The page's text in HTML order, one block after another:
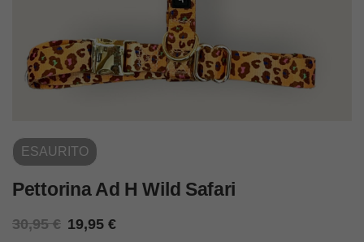
ESAURITO
Pettorina Ad H Wild Safari
30,95€ 19,95 €